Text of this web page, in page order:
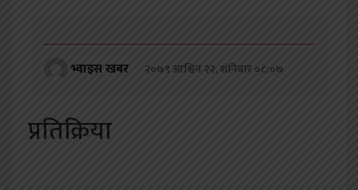
भ्वाइस खबर २०७९ आश्विन २२, शनिबार ०८:०७
प्रतिक्रिया